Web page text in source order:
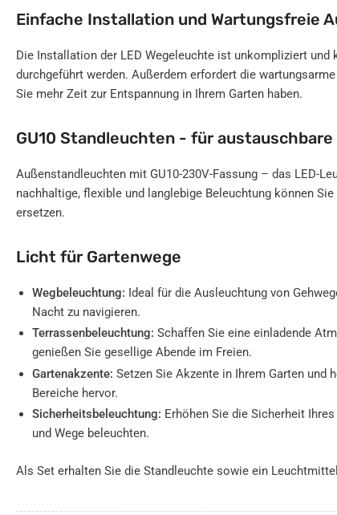
Einfache Installation und Wartungsfreie
Die Installation der LED Wegeleuchte ist unkompliziert
durchgeführt werden. Außerdem erfordert die
Sie mehr Zeit zur Entspannung in Ihrem Garten haben.
GU10 Standleuchten - für
Außenstandleuchten mit GU10-230V-Fassung – das LED-
nachhaltige, flexible und langlebige Beleuchtung können
ersetzen.
Licht für Gartenwege
Wegbeleuchtung: Ideal für die Ausleuchtung von
Nacht zu navigieren.
Terrassenbeleuchtung: Schaffen Sie eine einladende
genießen Sie gesellige Abende im Freien.
Gartenakzente: Setzen Sie Akzente in Ihrem Garten und
Bereiche hervor.
Sicherheitsbeleuchtung: Erhöhen Sie die Sicherheit
und Wege beleuchten.
Als Set erhalten Sie die Standleuchte sowie ein